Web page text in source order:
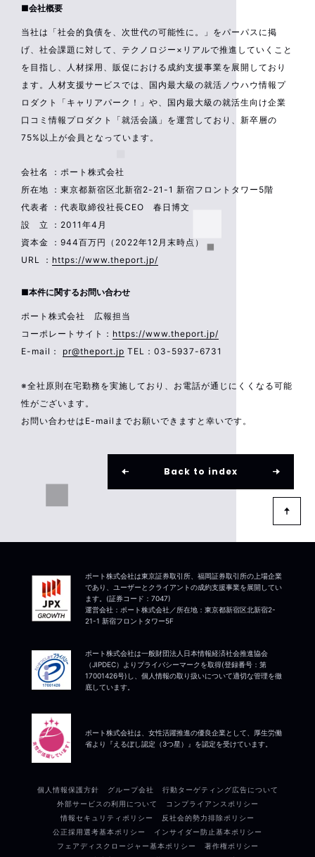
■会社概要
当社は「社会的負債を、次世代の可能性に。」をパーパスに掲
げ、社会課題に対して、テクノロジー×リアルで推進していくこと
を目指し、人材採用、販促における成約支援事業を展開しており
ます。人材支援サービスでは、国内最大級の就活ノウハウ情報プ
ロダクト「キャリアパーク！」や、国内最大級の就活生向け企業
口コミ情報プロダクト「就活会議」を運営しており、新卒層の
75%以上が会員となっています。
会社名 ：ポート株式会社
所在地 ：東京都新宿区北新宿2-21-1 新宿フロントタワー5階
代表者 ：代表取締役社長CEO 春日博文
設 立 ：2011年4月
資本金 ：944百万円（2022年12月末時点）
URL ： https://www.theport.jp/
■本件に関するお問い合わせ
ポート株式会社 広報担当
コーポレートサイト： https://www.theport.jp/
E-mail： pr@theport.jp TEL：03-5937-6731
※全社原則在宅勤務を実施しており、お電話が通じにくくなる可能
性がございます。
お問い合わせはE-mailまでお願いできますと幸いです。
Back to index
ポート株式会社は一般財団法人日本情報経済社会推進協会
（JIPDEC）よりプライバシーマークを取得(登録番号：第
17001426号)し、個人情報の取り扱いについて適切な管理を徹
底しています。
ポート株式会社は東京証券取引所、福岡証券取引所の上場企業
であり、ユーザーとクライアントの成約支援事業を展開してい
ます。(証券コード：7047)
運営会社：ポート株式会社／所在地：東京都新宿区北新宿2-
21-1 新宿フロントタワー5F
ポート株式会社は、女性活躍推進の優良企業として、厚生労働
省より『えるぼし認定（3つ星）』を認定を受けています。
個人情報保護方針 グループ会社
行動ターゲティング広告について
外部サービスの利用について
コンプライアンスポリシー
情報セキュリティポリシー
反社会的勢力排除ポリシー
公正採用選考基本ポリシー
インサイダー防止基本ポリシー
フェアディスクロージャー基本ポリシー
著作権ポリシー